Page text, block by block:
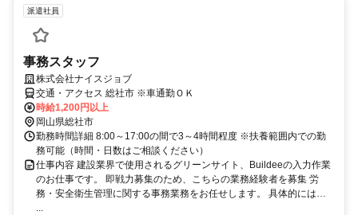
派遣社員
事務スタッフ
株式会社ナイスジョブ
交通・アクセス 総社市 ※車通勤ＯＫ
時給1,200円以上
岡山県総社市
勤務時間詳細 8:00～17:00の間で3～4時間程度 ※扶養範囲内での勤
務可能（時間・日数はご相談ください）
仕事内容 建設業界で使用されるグリーンサイト、Buildeeの入力作業
のお仕事です。 即戦力募集のため、こちらの業務経験者を募集 労
務・安全衛生管理に関する事務業務をお任せします。 具体的には…
...